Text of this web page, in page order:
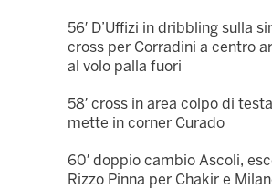
56′ D’Uffizi in dribbling sulla
cross per Corradini a centro
al volo palla fuori
58′ cross in area colpo di
mette in corner Curado
60′ doppio cambio Ascoli,
Rizzo Pinna per Chakir e